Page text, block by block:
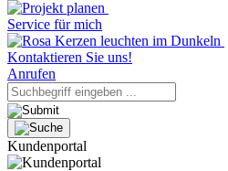
Service für mich
Kontaktieren Sie uns!
Anrufen
Kundenportal